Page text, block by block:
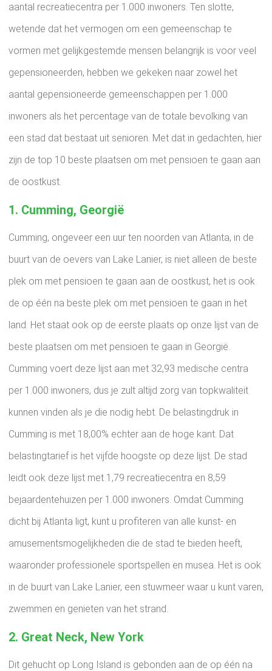
aantal recreatiecentra per 1.000 inwoners. Ten slotte,
wetende dat het vermogen om een ​​gemeenschap te
vormen met gelijkgestemde mensen belangrijk is voor veel
gepensioneerden, hebben we gekeken naar zowel het
aantal gepensioneerde gemeenschappen per 1.000
inwoners als het percentage van de totale bevolking van
een stad dat bestaat uit senioren. Met dat in gedachten, hier
zijn de top 10 beste plaatsen om met pensioen te gaan aan
de oostkust.
1. Cumming, Georgië
Cumming, ongeveer een uur ten noorden van Atlanta, in de
buurt van de oevers van Lake Lanier, is niet alleen de beste
plek om met pensioen te gaan aan de oostkust, het is ook
de op één na beste plek om met pensioen te gaan in het
land. Het staat ook op de eerste plaats op onze lijst van de
beste plaatsen om met pensioen te gaan in Georgië.
Cumming voert deze lijst aan met 32,93 medische centra
per 1.000 inwoners, dus je zult altijd zorg van topkwaliteit
kunnen vinden als je die nodig hebt. De belastingdruk in
Cumming is met 18,00% echter aan de hoge kant. Dat
belastingtarief is het vijfde hoogste op deze lijst. De stad
leidt ook deze lijst met 1,79 recreatiecentra en 8,59
bejaardentehuizen per 1.000 inwoners. Omdat Cumming
dicht bij Atlanta ligt, kunt u profiteren van alle kunst- en
amusementsmogelijkheden die de stad te bieden heeft,
waaronder professionele sportspellen en musea. Het is ook
in de buurt van Lake Lanier, een stuwmeer waar u kunt varen,
zwemmen en genieten van het strand.
2. Great Neck, New York
Dit gehucht op Long Island is gebonden aan de op één na